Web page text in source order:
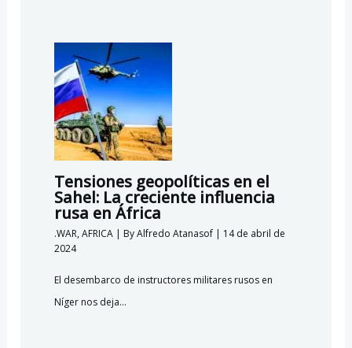
Tensiones geopolíticas en el
Sahel: La creciente influencia
rusa en África
.WAR,AFRICA| ByAlfredo Atanasof | 14 de abril de
2024
El desembarco de instructores militares rusos en
Níger nos deja…